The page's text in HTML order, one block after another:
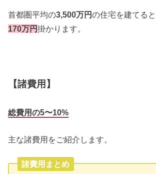
首都圏平均の3,500万円の住宅を建てる
170万円掛かります。
【諸費用】
総費用の5〜10%
主な諸費用をご紹介します。
諸費用まとめ